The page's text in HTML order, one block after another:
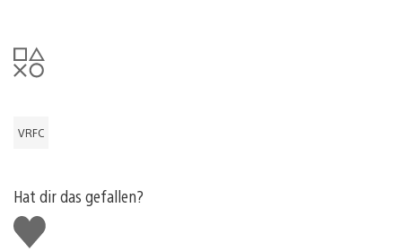
VRFC
Hat dir das gefallen?
Gefällt
mir